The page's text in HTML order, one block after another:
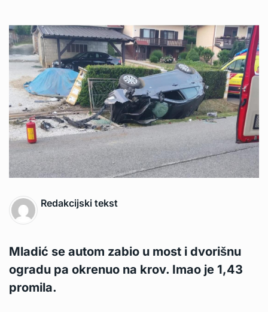
Redakcijski tekst
Mladić se autom zabio u most i dvorišnu
ogradu pa okrenuo na krov. Imao je 1,43
promila.